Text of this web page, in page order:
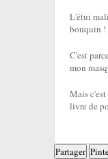
L'étui
bouquin !
C'est
mon
Mais
livre de
Partager